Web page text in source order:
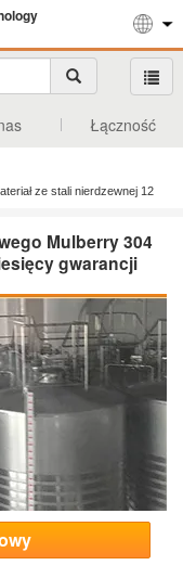
Łączność
ze stali nierdzewnej 12
Mulberry 304
gwarancji